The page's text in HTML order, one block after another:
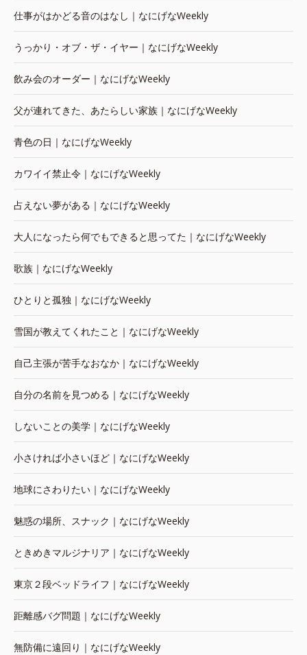
仕事がはかどる音のはなし｜なにげなWeekly
うっかり・オブ・ザ・イヤー｜なにげなWeekly
飲み会のオーダー｜なにげなWeekly
父が連れてきた、あたらしい家族｜なにげなWeekly
青色の日｜なにげなWeekly
カワイイ禁止令｜なにげなWeekly
占えない夢がある｜なにげなWeekly
大人になったら何でもできると思ってた｜なにげなWeekly
歌族｜なにげなWeekly
ひとりと孤独｜なにげなWeekly
雪国が教えてくれたこと｜なにげなWeekly
自己主張が苦手なおなか｜なにげなWeekly
自分の名前を見つめる｜なにげなWeekly
しないことの美学｜なにげなWeekly
小さければ小さいほど｜なにげなWeekly
地球にさわりたい｜なにげなWeekly
魅惑の場所、スナック｜なにげなWeekly
ときめきマルジナリア｜なにげなWeekly
東京２段ベッドライフ｜なにげなWeekly
距離感バグ問題｜なにげなWeekly
無防備に遠回り｜なにげなWeekly